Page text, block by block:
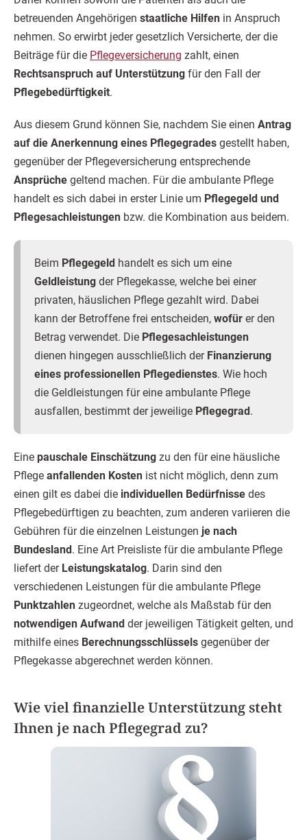
betreuenden Angehörigen staatliche Hilfen in Anspruch
nehmen. So erwirbt jeder gesetzlich Versicherte, der die
Beiträge für die Pflegeversicherung zahlt, einen
Rechtsanspruch auf Unterstützung für den Fall der
Pflegebedürftigkeit.
Aus diesem Grund können Sie, nachdem Sie einen Antrag
auf die Anerkennung eines Pflegegrades gestellt haben,
gegenüber der Pflegeversicherung entsprechende
Ansprüche geltend machen. Für die ambulante Pflege
handelt es sich dabei in erster Linie um Pflegegeld und
Pflegesachleistungen bzw. die Kombination aus beidem.
Beim Pflegegeld handelt es sich um eine
Geldleistung der Pflegekasse, welche bei einer
privaten, häuslichen Pflege gezahlt wird. Dabei
kann der Betroffene frei entscheiden, wofür er den
Betrag verwendet. Die Pflegesachleistungen
dienen hingegen ausschließlich der Finanzierung
eines professionellen Pflegedienstes. Wie hoch
die Geldleistungen für eine ambulante Pflege
ausfallen, bestimmt der jeweilige Pflegegrad .
Eine pauschale Einschätzung zu den für eine häusliche
Pflege anfallenden Kosten ist nicht möglich, denn zum
einen gilt es dabei die individuellen Bedürfnisse des
Pflegebedürftigen zu beachten, zum anderen variieren die
Gebühren für die einzelnen Leistungen je nach
Bundesland . Eine Art Preisliste für die ambulante Pflege
liefert der Leistungskatalog. Darin sind den
verschiedenen Leistungen für die ambulante Pflege
Punktzahlen zugeordnet, welche als Maßstab für den
notwendigen Aufwand der jeweiligen Tätigkeit gelten, und
mithilfe eines Berechnungsschlüssels gegenüber der
Pflegekasse abgerechnet werden können.
Wie viel finanzielle Unterstützung steht
Ihnen je nach Pflegegrad zu?